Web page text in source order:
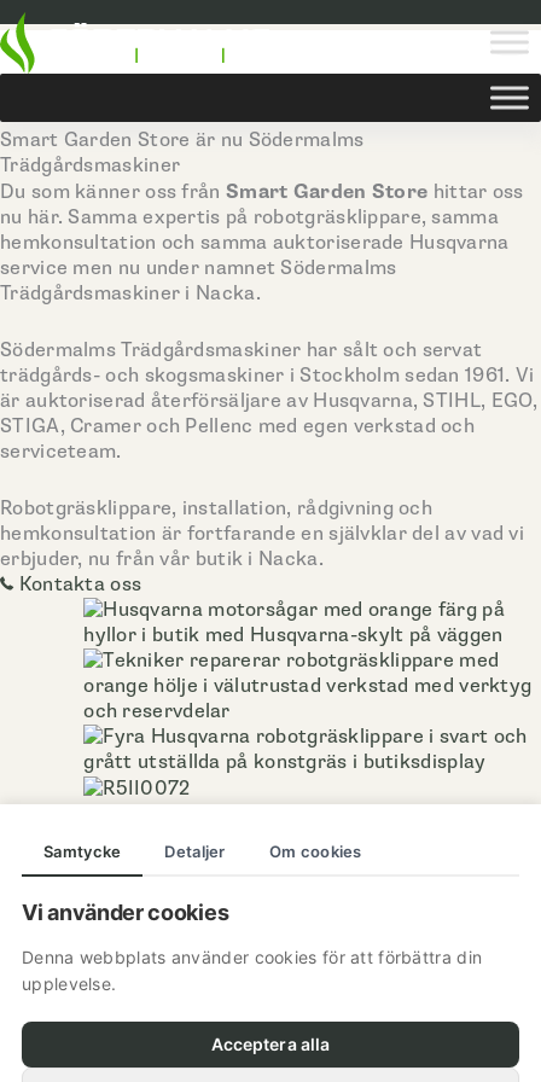
Samtycke Detaljer Om cookies
Vi använder cookies
Denna webbplats använder cookies för att förbättra din
upplevelse.
Acceptera alla
Hoppa
till
innehåll
Smart Garden Store är nu Södermalms
Trädgårdsmaskiner
Du som känner oss från Smart Garden Store hittar oss
nu här. Samma expertis på robotgräsklippare, samma
hemkonsultation och samma auktoriserade Husqvarna
service men nu under namnet Södermalms
Trädgårdsmaskiner i Nacka.
Södermalms Trädgårdsmaskiner har sålt och servat
trädgårds- och skogsmaskiner i Stockholm sedan 1961. Vi
är auktoriserad återförsäljare av Husqvarna, STIHL, EGO,
STIGA, Cramer och Pellenc med egen verkstad och
serviceteam.
Robotgräsklippare, installation, rådgivning och
hemkonsultation är fortfarande en självklar del av vad vi
erbjuder, nu från vår butik i Nacka.
Kontakta oss
Södermalms Trädgårdsmaskiner Nacka
Värmdövägen 729
132 35 Saltsjö-boo
Tel:08-402 18 01
Boka service